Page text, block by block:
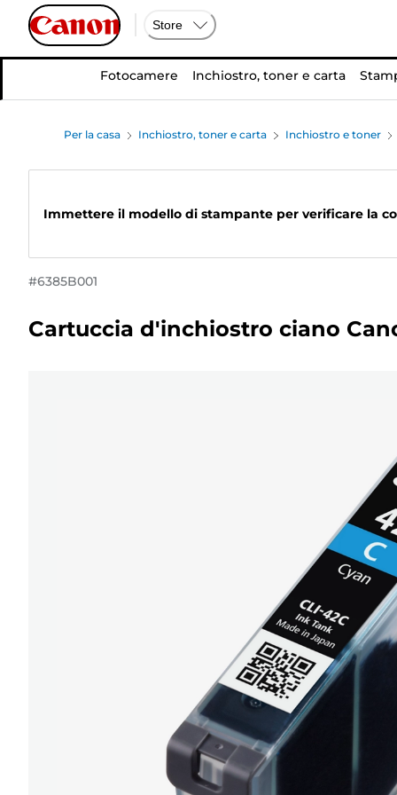
Store
Fotocamere Inchiostro, toner e carta
Per la casa Inchiostro, toner e carta Inchiostro e toner
Immettere il modello di stampante per verificare la
#6385B001
Cartuccia d'inchiostro ciano